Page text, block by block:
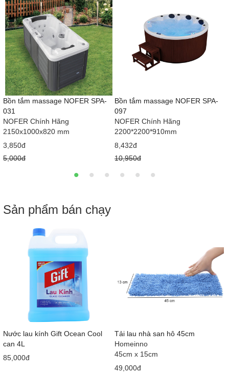
Bồn tắm massage NOFER SPA-
031
NOFER Chính Hãng
2150x1000x820 mm
3,850đ
5,000đ
Bồn tắm massage NOFER SPA-
097
NOFER Chính Hãng
2200*2200*910mm
8,432đ
10,950đ
Sản phẩm bán chạy
Nước lau kính Gift Ocean Cool
can 4L
85,000đ
Tải lau nhà san hô 45cm
Homeinno
45cm x 15cm
49,000đ